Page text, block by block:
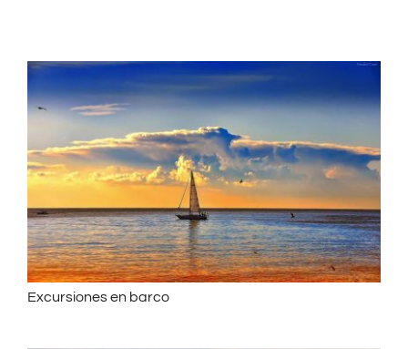
Excursiones en barco